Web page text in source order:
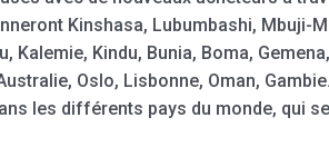
Kinshasa, Lubumbashi, Mbuji-
Kalemie, Kindu, Bunia, Boma,
Oslo, Lisbonne, Oman,
les différents pays du monde, qui